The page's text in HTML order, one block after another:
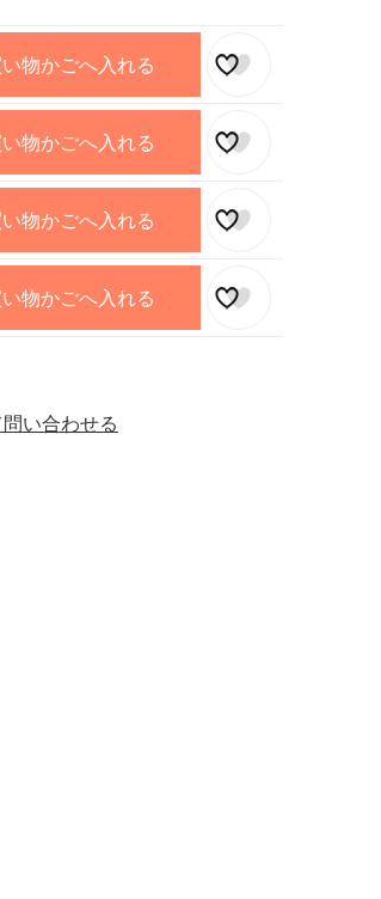
物かごへ入れる
物かごへ入れる
物かごへ入れる
物かごへ入れる
い合わせる